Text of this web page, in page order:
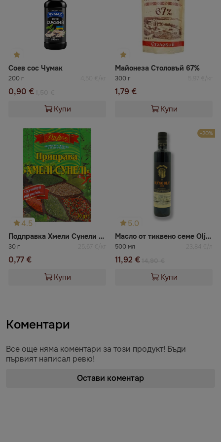
Соев сос Чумак
200 г 4,50 €/кг
0,90 €
Купи
Майонеза Столовъй 67%
300 г 5,97 €/кг
1,79 €
Купи
4.5
Подправка Хмели Сунели Впрок
30 г 25,67 €/кг
0,77 €
Купи
5.0
-20%
Масло от тиквено семе Oljarna fram
500 мл 23,84 €/л
11,92 €
Купи
Коментари
Все още няма коментари за този продукт! Бъди
първият написал ревю!
Остави коментар